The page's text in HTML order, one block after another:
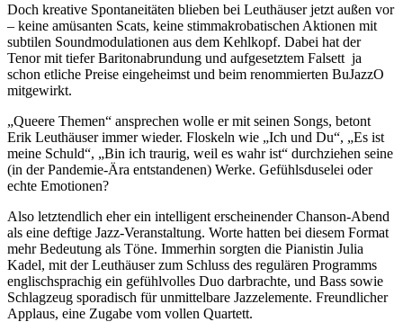
Doch kreative Spontaneitäten blieben bei Leuthäuser jetzt außen vor
– keine amüsanten Scats, keine stimmakrobatischen Aktionen mit
subtilen Soundmodulationen aus dem Kehlkopf. Dabei hat der
Tenor mit tiefer Baritonabrundung und aufgesetztem Falsett ja
schon etliche Preise eingeheimst und beim renommierten BuJazzO
mitgewirkt.
„Queere Themen“ ansprechen wolle er mit seinen Songs, betont
Erik Leuthäuser immer wieder. Floskeln wie „Ich und Du“, „Es ist
meine Schuld“, „Bin ich traurig, weil es wahr ist“ durchziehen seine
(in der Pandemie-Ära entstandenen) Werke. Gefühlsduselei oder
echte Emotionen?
Also letztendlich eher ein intelligent erscheinender Chanson-Abend
als eine deftige Jazz-Veranstaltung. Worte hatten bei diesem Format
mehr Bedeutung als Töne. Immerhin sorgten die Pianistin Julia
Kadel, mit der Leuthäuser zum Schluss des regulären Programms
englischsprachig ein gefühlvolles Duo darbrachte, und Bass sowie
Schlagzeug sporadisch für unmittelbare Jazzelemente. Freundlicher
Applaus, eine Zugabe vom vollen Quartett.